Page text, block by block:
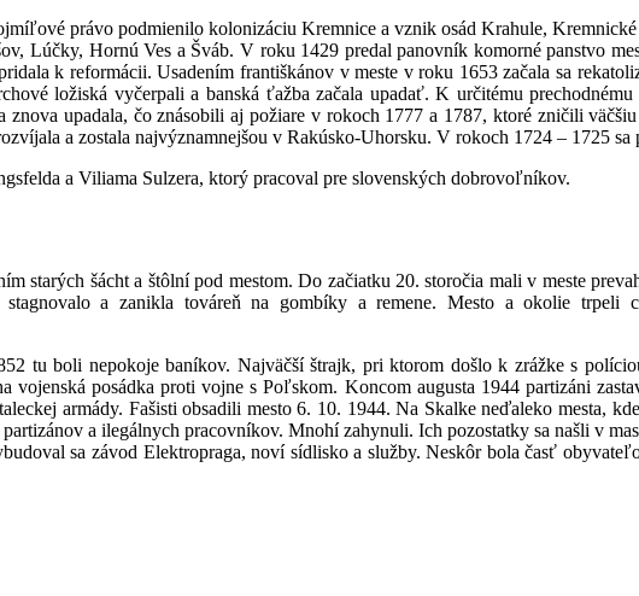
právo podmienilo kolonizáciu Kremnice a vznik osád Krahule,
Lúčky, Hornú Ves a Šváb. V roku 1429 predal panovník komorné panstvo
k reformácii. Usadením františkánov v meste v roku 1653 začala sa
ložiská vyčerpali a banská ťažba začala upadať. K určitému
upadala, čo znásobili aj požiare v rokoch 1777 a 1787, ktoré zničili
a zostala najvýznamnejšou v Rakúsko-Uhorsku. V rokoch 1724 – 1725
a Viliama Sulzera, ktorý pracoval pre slovenských dobrovoľníkov.
starých šácht a štôlní pod mestom. Do začiatku 20. storočia mali v meste
a zanikla továreň na gombíky a remene. Mesto a okolie trpeli
tu boli nepokoje baníkov. Najväčší štrajk, pri ktorom došlo k zrážke s
vojenská posádka proti vojne s Poľskom. Koncom augusta 1944 partizáni
armády. Fašisti obsadili mesto 6. 10. 1944. Na Skalke neďaleko mesta,
a ilegálnych pracovníkov. Mnohí zahynuli. Ich pozostatky sa našli v
sa závod Elektropraga, noví sídlisko a služby. Neskôr bola časť